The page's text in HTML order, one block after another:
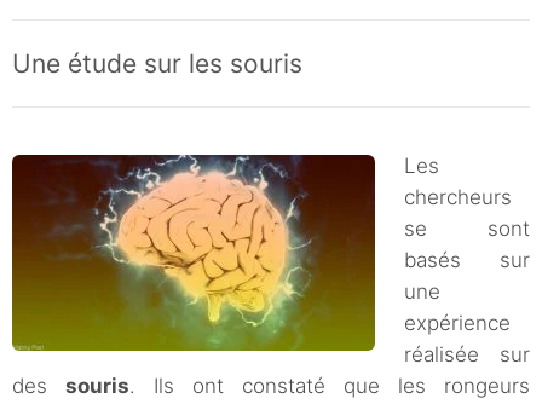
Une étude sur les souris
Les
chercheurs
se sont
basés sur
une
expérience
réalisée sur
des souris. Ils ont constaté que les rongeurs